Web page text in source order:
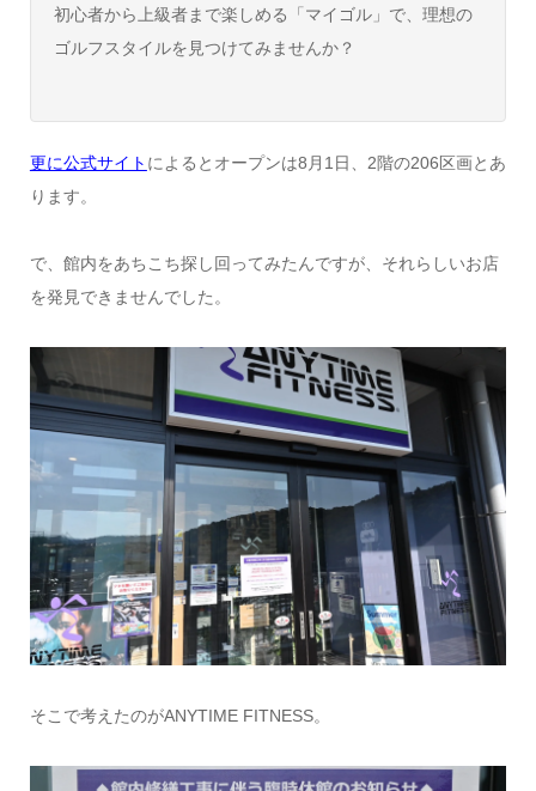
初心者から上級者まで楽しめる「マイゴル」で、理想の
ゴルフスタイルを見つけてみませんか？
更に公式サイト によるとオープンは8月1日、2階の206区画とあ
ります。
で、館内をあちこち探し回ってみたんですが、それらしいお店
を発見できませんでした。
そこで考えたのがANYTIME FITNESS。